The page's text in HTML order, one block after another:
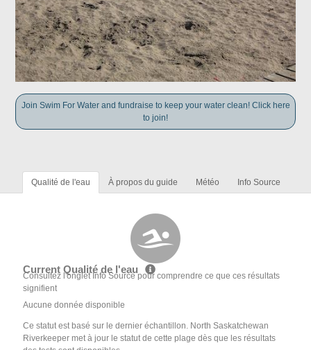
Join Swim For Water and fundraise to keep your water clean! Click here
to join!
Qualité de l'eau À propos du guide Météo Info Source
Current Qualité de l'eau
Consultez l'onglet Info Source pour comprendre ce que ces résultats
signifient
Aucune donnée disponible
Ce statut est basé sur le dernier échantillon. North Saskatchewan
Riverkeeper met à jour le statut de cette plage dès que les résultats